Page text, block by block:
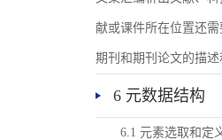
献或课件所在位置还
期刊和期刊论文的描
6 元数据结构
6.1 元素选取和定